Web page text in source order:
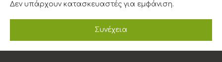
Δεν υπάρχουν κατασκευαστές για εμφάνιση.
Συνέχεια